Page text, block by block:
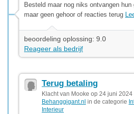
Besteld maar nog niks ontvangen hun
maar geen gehoor of reacties terug
beoordeling oplossing: 9.0
Reageer als bedrijf
Terug betaling
Klacht van Mooke op 24 juni 2024
Behanggigant.nl in de categorie
Interieur